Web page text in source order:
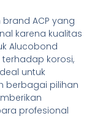
ACP yang
karena kualitas
Alucobond
korosi,
untuk
berbagai pilihan
profesional